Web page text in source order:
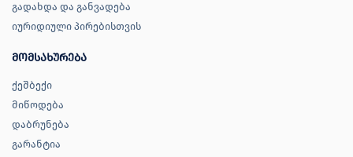
გადახდა და განვადება
იურიდიული პირებისთვის
მომსახურება
ქეშბექი
მიწოდება
დაბრუნება
გარანტია